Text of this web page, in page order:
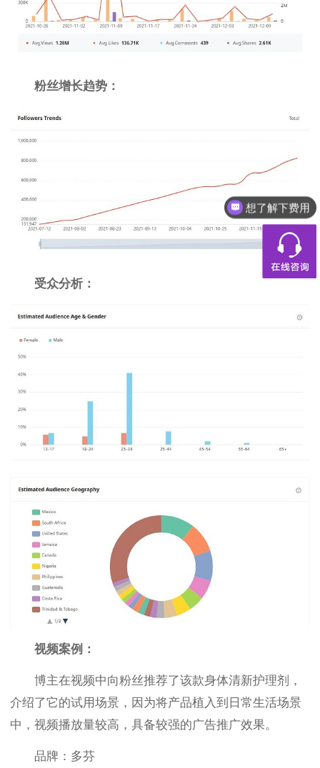
粉丝增长趋势：
受众分析：
视频案例：
博主在视频中向粉丝推荐了该款身体清新护理剂，
介绍了它的试用场景，因为将产品植入到日常生活场景
中，视频播放量较高，具备较强的广告推广效果。
品牌：多芬
想了解下费用